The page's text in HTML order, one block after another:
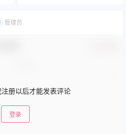
管理员
册以后才能发表评论
登录